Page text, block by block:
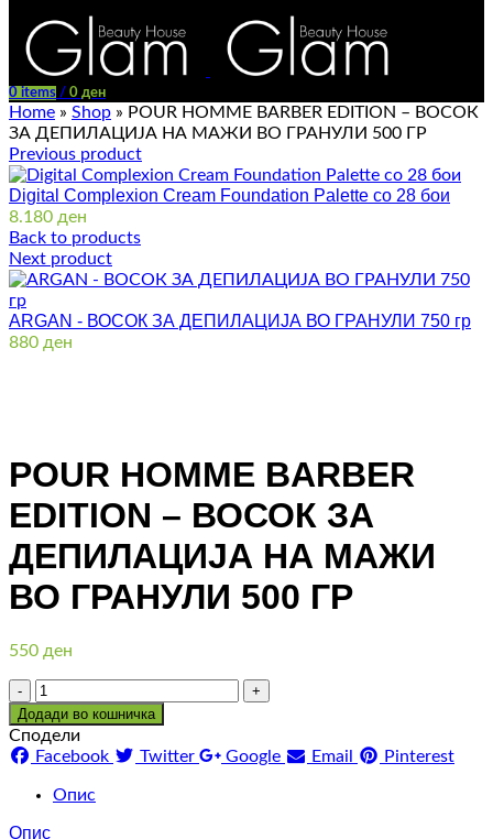
0 items / 0 ден
Home » Shop » POUR HOMME BARBER EDITION – ВОСОК
ЗА ДЕПИЛАЦИЈА НА МАЖИ ВО ГРАНУЛИ 500 ГР
Previous product
Digital Complexion Cream Foundation Palette со 28 бои
8.180 ден
Back to products
Next product
ARGAN - ВОСОК ЗА ДЕПИЛАЦИЈА ВО ГРАНУЛИ 750 гр
880 ден
POUR HOMME BARBER
EDITION – ВОСОК ЗА
ДЕПИЛАЦИЈА НА МАЖИ
ВО ГРАНУЛИ 500 ГР
550 ден
Количина
Додади во кошничка
Сподели
Facebook
Twitter Google Email Pinterest
Опис
Опис